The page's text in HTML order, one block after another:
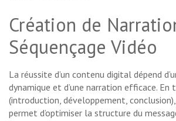
Création de
Séquençage Vidéo
La réussite d’un contenu digital dépend
dynamique et d’une narration efficace. En
(introduction, développement,
permet d’optimiser la structure du